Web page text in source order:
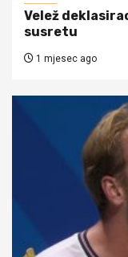
Velež
susretu
1 mjesec ago